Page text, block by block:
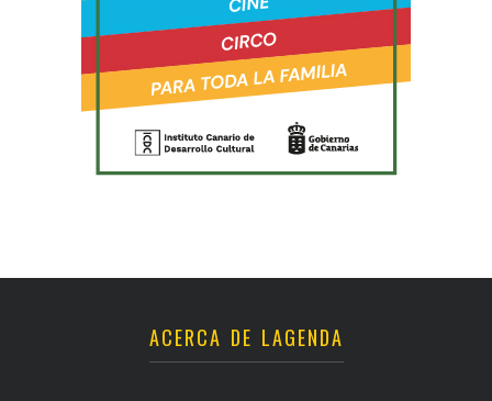
ACERCA DE LAGENDA